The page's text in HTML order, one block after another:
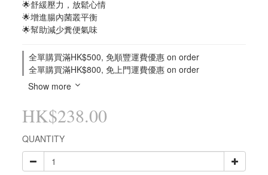
🌟舒緩壓力，放鬆心情
🌟增進腸內菌叢平衡
🌟幫助減少糞便氣味
全單購買滿HK$500, 免順豐運費優惠 on order
全單購買滿HK$800, 免上門運費優惠 on order
Show more
HK$238.00
QUANTITY